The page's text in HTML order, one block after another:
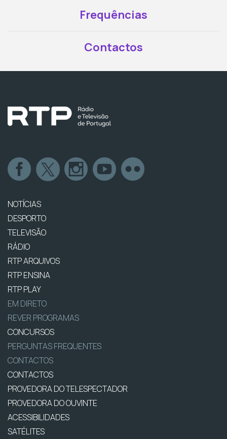
Frequências
Contactos
NOTÍCIAS
DESPORTO
TELEVISÃO
RÁDIO
RTP ARQUIVOS
RTP ENSINA
RTP PLAY
EM DIRETO
REVER PROGRAMAS
CONCURSOS
PERGUNTAS FREQUENTES
CONTACTOS
CONTACTOS
PROVEDORA DO TELESPECTADOR
PROVEDORA DO OUVINTE
ACESSIBILIDADES
SATÉLITES